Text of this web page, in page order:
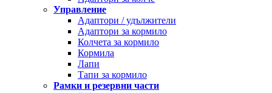
Управление
Адаптори / удължители
Адаптори за кормило
Колчета за кормило
Кормила
Лапи
Тапи за кормило
Рамки и резервни части